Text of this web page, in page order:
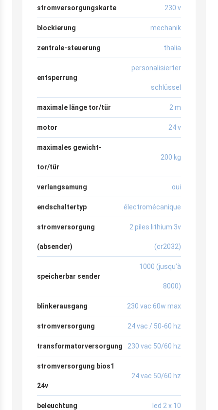
stromversorgungskarte 230 v
blockierung mechanik
zentrale-steuerung thalia
entsperrung
personalisierter
schlüssel
maximale länge tor/tür 2 m
motor 24 v
maximales gewicht-
tor/tür
200 kg
verlangsamung oui
endschaltertyp électromécanique
stromversorgung
(absender)
2 piles lithium 3v
(cr2032)
speicherbar sender
1000 (jusqu’à
8000)
blinkerausgang 230 vac 60w max
stromversorgung 24 vac / 50-60 hz
transformatorversorgung 230 vac 50/60 hz
stromversorgung bios1
24v
24 vac 50/60 hz
beleuchtung led 2 x 10